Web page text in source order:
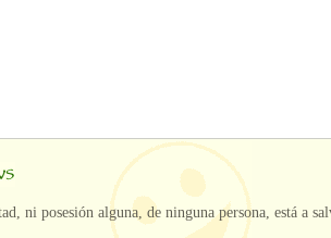
ni posesión alguna, de ninguna persona, está a